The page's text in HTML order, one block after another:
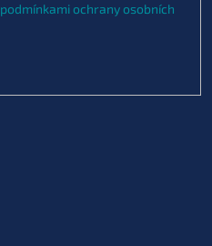
podmínkami ochrany osobních